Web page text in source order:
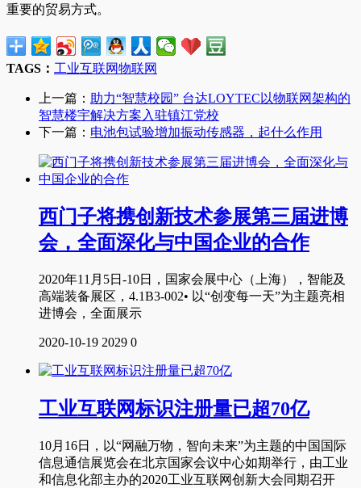
重要的贸易方式。
TAGS： 工业互联网物联网
上一篇： 助力“智慧校园” 台达LOYTEC以物联网架构的
智慧楼宇解决方案入驻镇江党校
下一篇： 电池包试验增加振动传感器，起什么作用
西门子将携创新技术参展第三届进博
会，全面深化与中国企业的合作
2020年11月5日-10日，国家会展中心（上海），智能及
高端装备展区，4.1B3-002• 以“创变每一天”为主题亮相
进博会，全面展示
2020-10-19 2029 0
工业互联网标识注册量已超70亿
10月16日，以“网融万物，智向未来”为主题的中国国际
信息通信展览会在北京国家会议中心如期举行，由工业
和信息化部主办的2020工业互联网创新大会同期召开